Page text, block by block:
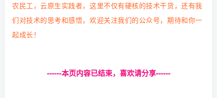
农民工，云原生实践者，这里不仅有硬核的技术干货，还有我
们对技术的思考和感悟，欢迎关注我们的公众号，期待和你一
起成长！
------本页内容已结束，喜欢请分享------